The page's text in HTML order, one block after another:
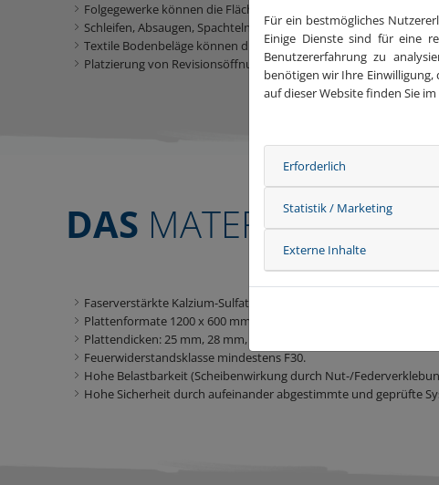
Folgegewerke können die Flächen unmittelbar und
Schleifen, Absaugen, Spachteln und Grundieren sind in vielen
Textile Bodenbeläge können direkt auf die bereits im Werk
Platzierung von Revisionsöffnungen, Elektranten und anderen
DAS MATERIAL
Faserverstärkte Kalzium-Sulfat-Platten von KNAUF Integral
Plattenformate 1200 x 600 mm, 600 x 600 mm mit Nut und Feder.
Plattendicken: 25 mm, 28 mm, 32 mm, 38 mm
Feuerwiderstandsklasse mindestens F30.
Hohe Belastbarkeit (Scheibenwirkung durch Nut-/
Hohe Sicherheit durch aufeinander abgestimmte und geprüfte
Für ein bestmögliches
Einige Dienste sind für eine
Benutzererfahrung zu
benötigen wir Ihre
auf dieser Website finden Sie im
Erforderlich
Statistik / Marketing
Externe Inhalte